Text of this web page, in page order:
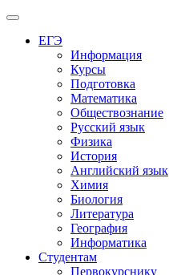
Меню
ЕГЭ
Информация
Курсы
Подготовка
Математика
Обществознание
Русский язык
Физика
История
Английский язык
Химия
Биология
Литература
География
Информатика
Студентам
Первокурснику